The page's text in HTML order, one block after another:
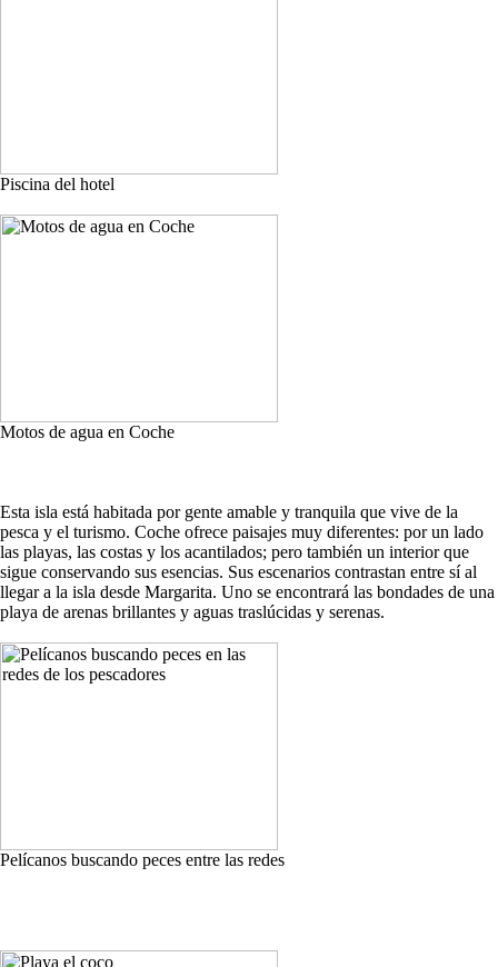
Piscina del hotel
Motos de agua en Coche
Esta isla está habitada por gente amable y tranquila que vive de la
pesca y el turismo. Coche ofrece paisajes muy diferentes: por un lado
las playas, las costas y los acantilados; pero también un interior que
sigue conservando sus esencias. Sus escenarios contrastan entre sí al
llegar a la isla desde Margarita. Uno se encontrará las bondades de una
playa de arenas brillantes y aguas traslúcidas y serenas.
Pelícanos buscando peces entre las redes